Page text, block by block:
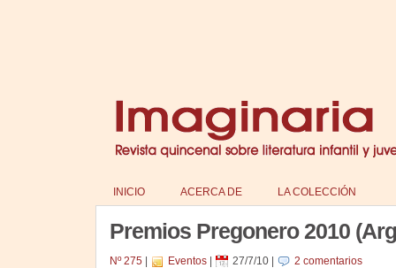
INICIO ACERCA DE LA COLECCIÓN
Premios Pregonero 2010
Nº 275| Eventos| 27/7/10| 2 comentarios